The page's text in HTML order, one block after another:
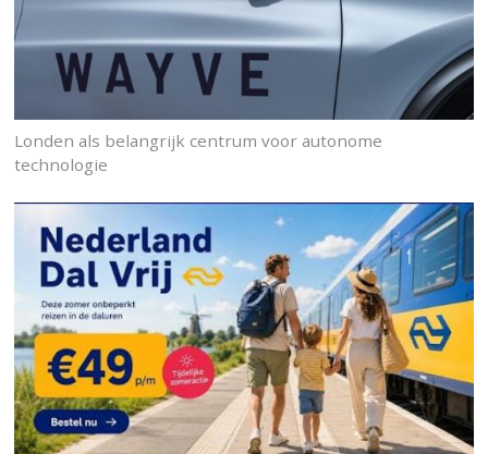
Londen als belangrijk centrum voor autonome
technologie